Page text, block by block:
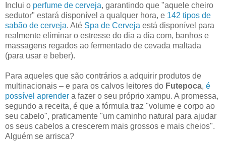
Inclui o perfume de cerveja, garantindo que "aquele cheiro
sedutor" estará disponível a qualquer hora, e 142 tipos de
sabão de cerveja. Até Spa de Cerveja está disponível para
realmente eliminar o estresse do dia a dia com, banhos e
massagens regados ao fermentado de cevada maltada
(para usar e beber).
Para aqueles que são contrários a adquirir produtos de
multinacionais – e para os calvos leitores do Futepoca, é
possível aprender a fazer o seu próprio xampu. A promessa,
segundo a receita, é que a fórmula traz "volume e corpo ao
seu cabelo", praticamente "um caminho natural para ajudar
os seus cabelos a crescerem mais grossos e mais cheios".
Alguém se arrisca?